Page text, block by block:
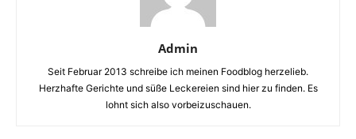
Admin
Seit Februar 2013 schreibe ich meinen Foodblog herzelieb.
Herzhafte Gerichte und süße Leckereien sind hier zu finden. Es
lohnt sich also vorbeizuschauen.